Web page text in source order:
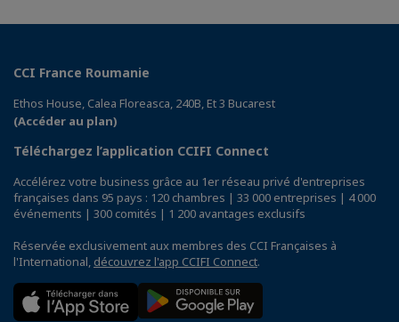
CCI France Roumanie
Ethos House, Calea Floreasca, 240B, Et 3 Bucarest
(Accéder au plan)
Téléchargez l’application CCIFI Connect
Accélérez votre business grâce au 1er réseau privé d'entreprises
françaises dans 95 pays : 120 chambres | 33 000 entreprises | 4 000
événements | 300 comités | 1 200 avantages exclusifs
Réservée exclusivement aux membres des CCI Françaises à
l'International, découvrez l'app CCIFI Connect.